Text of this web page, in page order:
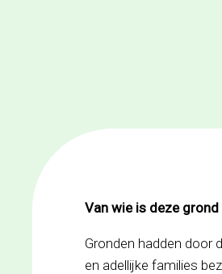
Van wie is deze
Gronden hadden door
en adellijke families